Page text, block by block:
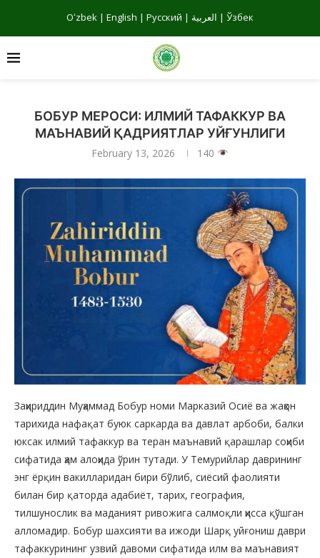
Oʻzbek | English | Русский | العربية | Ўзбек
БОБУР МЕРОСИ: ИЛМИЙ ТАФАККУР ВА
МАЪНАВИЙ ҚАДРИЯТЛАР УЙҒУНЛИГИ
February 13, 2026 140
Заҳириддин Муҳаммад Бобур номи Марказий Осиё ва жаҳон
тарихида нафақат буюк саркарда ва давлат арбоби, балки
юксак илмий тафаккур ва теран маънавий қарашлар соҳиби
сифатида ҳам алоҳида ўрин тутади. У Темурийлар даврининг
энг ёрқин вакилларидан бири бўлиб, сиёсий фаолияти
билан бир қаторда адабиёт, тарих, география,
тилшунослик ва маданият ривожига салмоқли ҳисса қўшган
алломадир. Бобур шахсияти ва ижоди Шарқ уйғониш даври
тафаккурининг узвий давоми сифатида илм ва маънавият